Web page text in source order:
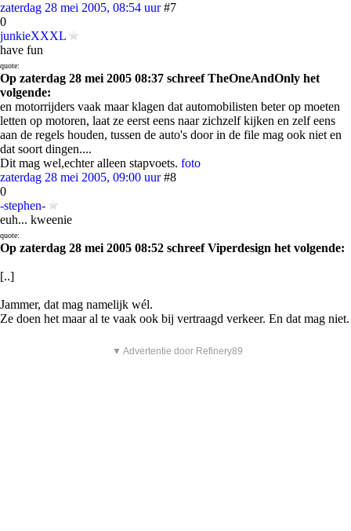
zaterdag 28 mei 2005, 08:54 uur #7
0
junkieXXXL
have fun
quote:
Op zaterdag 28 mei 2005 08:37 schreef TheOneAndOnly het
volgende:
en motorrijders vaak maar klagen dat automobilisten beter op moeten
letten op motoren, laat ze eerst eens naar zichzelf kijken en zelf eens
aan de regels houden, tussen de auto's door in de file mag ook niet en
dat soort dingen....
Dit mag wel,echter alleen stapvoets. foto
zaterdag 28 mei 2005, 09:00 uur #8
0
-stephen-
euh... kweenie
quote:
Op zaterdag 28 mei 2005 08:52 schreef Viperdesign het volgende:
[..]
Jammer, dat mag namelijk wél.
Ze doen het maar al te vaak ook bij vertraagd verkeer. En dat mag niet.
▼ Advertentie door Refinery89